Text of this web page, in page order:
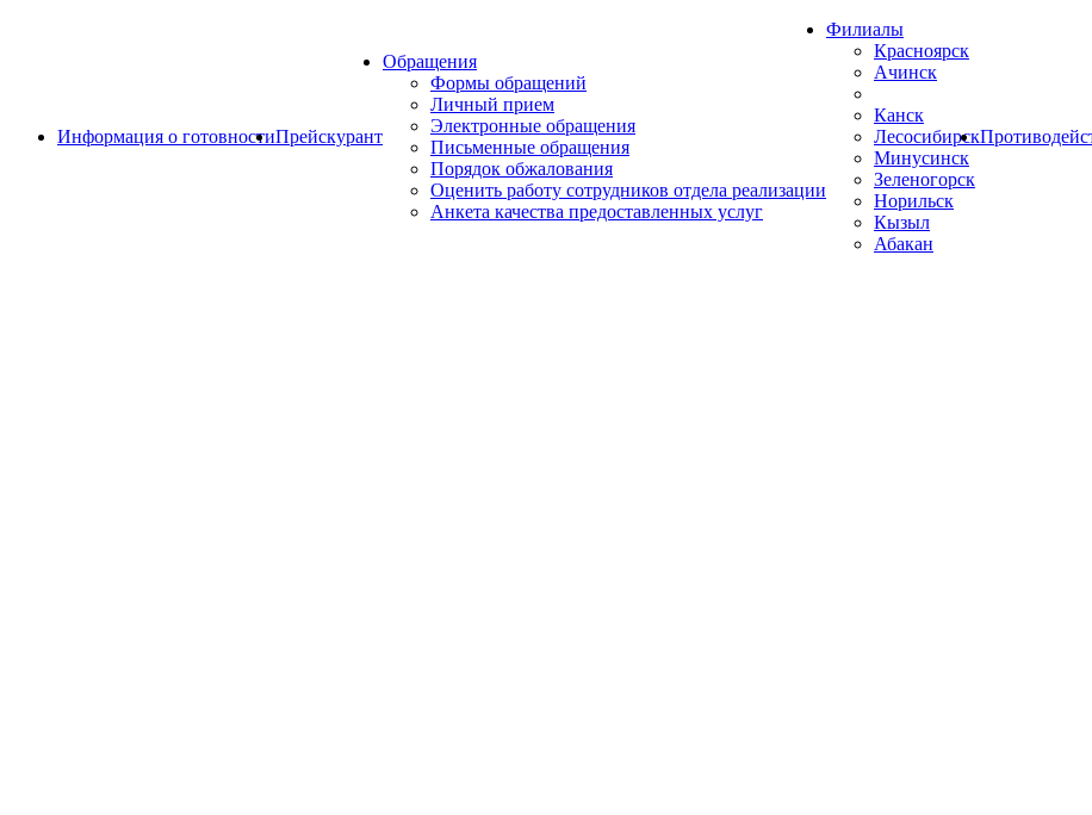
Информация о готовностиПрейскурант
Обращения
Формы обращений
Личный прием
Электронные обращения
Письменные обращения
Порядок обжалования
Оценить работу сотрудников отдела реализации
Анкета качества предоставленных услуг
Филиалы
Красноярск
Ачинск
Канск
Лесосибирск
Минусинск
Зеленогорск
Норильск
Кызыл
Абакан